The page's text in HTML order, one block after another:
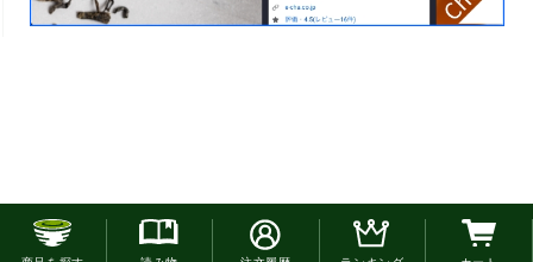
お電話でのご注文はこちら